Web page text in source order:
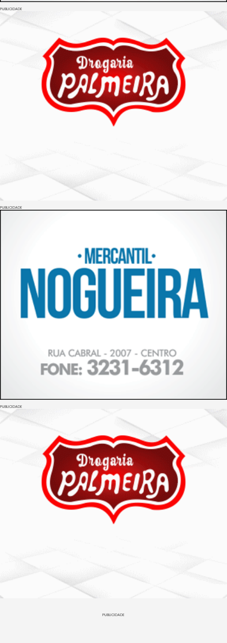
PUBLICIDADE
PUBLICIDADE
PUBLICIDADE
PUBLICIDADE